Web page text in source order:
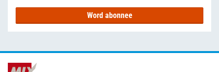
Word abonnee